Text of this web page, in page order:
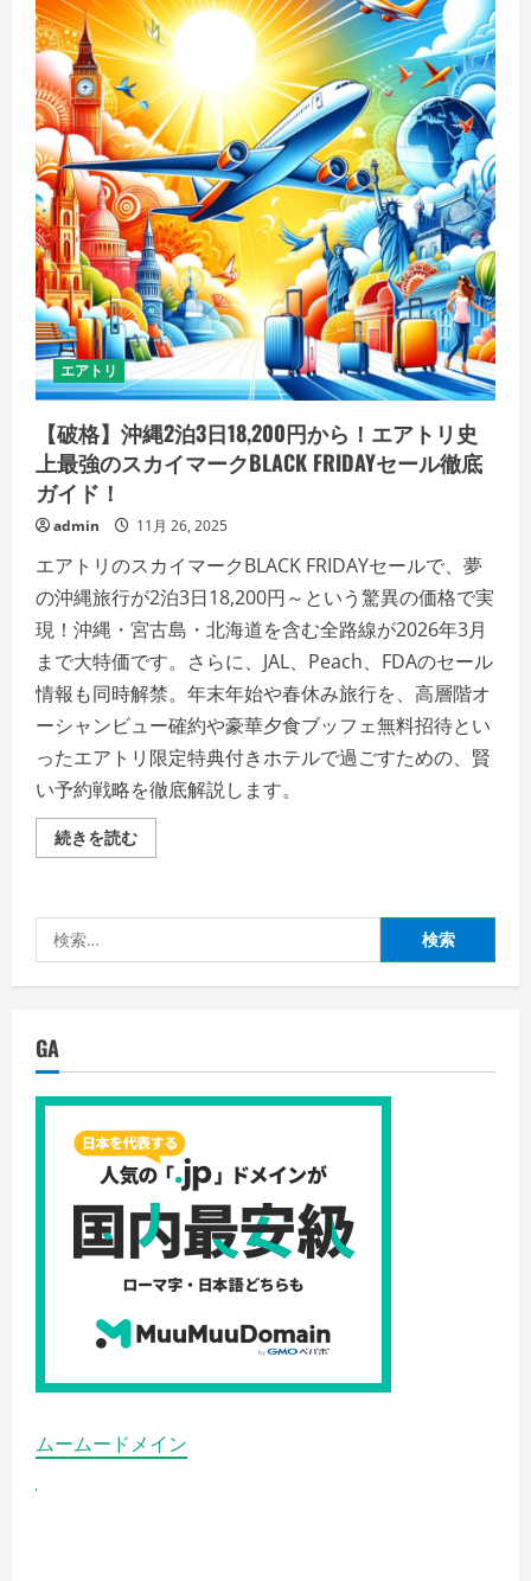
エアトリ
【破格】沖縄2泊3日18,200円から！エアトリ史
上最強のスカイマークBLACK FRIDAYセール徹底
ガイド！
admin 11月 26, 2025
エアトリのスカイマークBLACK FRIDAYセールで、夢
の沖縄旅行が2泊3日18,200円～という驚異の価格で実
現！沖縄・宮古島・北海道を含む全路線が2026年3月
まで大特価です。さらに、JAL、Peach、FDAのセール
情報も同時解禁。年末年始や春休み旅行を、高層階オ
ーシャンビュー確約や豪華夕食ブッフェ無料招待とい
ったエアトリ限定特典付きホテルで過ごすための、賢
い予約戦略を徹底解説します。
続きを読む【破
格】
泊
18,200
円
ト
史
最
強
の
ス
カ
イ
マ
ー
BLACK
FRIDAY
ー
ル
底
ガ
ド！
の
詳
索:
GA
ムームードメイン